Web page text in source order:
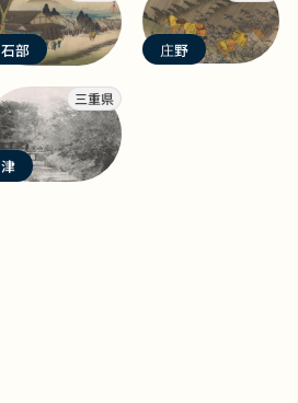
石部 庄野
三重県
津